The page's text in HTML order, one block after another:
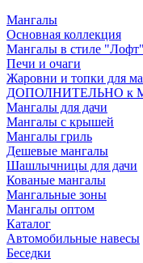
Мангалы
Основная коллекция
Мангалы в стиле "Лофт"
Печи и очаги
Жаровни и топки для
ДОПОЛНИТЕЛЬНО к
Мангалы для дачи
Мангалы с крышей
Мангалы гриль
Дешевые мангалы
Шашлычницы для дачи
Кованые мангалы
Мангальные зоны
Мангалы оптом
Каталог
Автомобильные навесы
Беседки